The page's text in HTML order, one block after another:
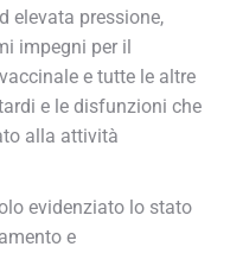
elevata pressione,
impegni per il
e tutte le altre
e le disfunzioni che
alla attività
evidenziato lo stato
e